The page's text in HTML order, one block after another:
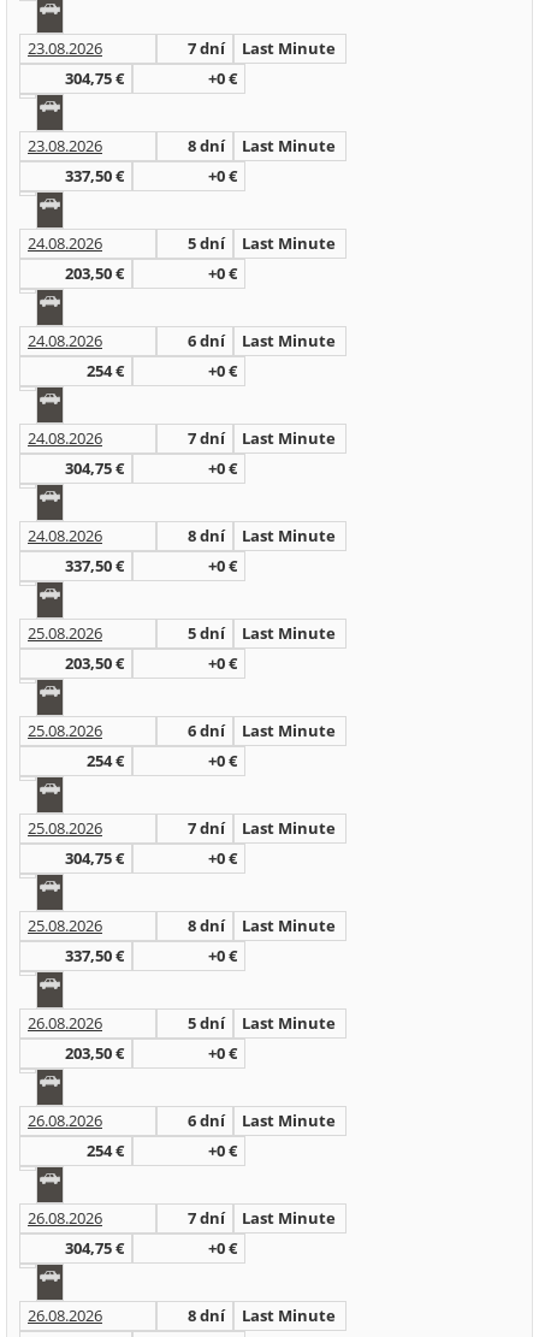
23.08.2026 7 dní
Last Minute
304,75 €
+0 €
23.08.2026 8 dní
Last Minute
337,50 €
+0 €
24.08.2026 5 dní
Last Minute
203,50 €
+0 €
24.08.2026 6 dní
Last Minute
254 €
+0 €
24.08.2026 7 dní
Last Minute
304,75 €
+0 €
24.08.2026 8 dní
Last Minute
337,50 €
+0 €
25.08.2026 5 dní
Last Minute
203,50 €
+0 €
25.08.2026 6 dní
Last Minute
254 €
+0 €
25.08.2026 7 dní
Last Minute
304,75 €
+0 €
25.08.2026 8 dní
Last Minute
337,50 €
+0 €
26.08.2026 5 dní
Last Minute
203,50 €
+0 €
26.08.2026 6 dní
Last Minute
254 €
+0 €
26.08.2026 7 dní
Last Minute
304,75 €
+0 €
26.08.2026 8 dní
Last Minute